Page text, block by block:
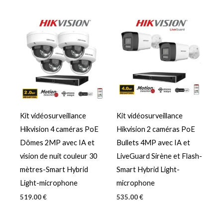
Kit vidéosurveillance
Hikvision 4 caméras PoE
Dômes 2MP avec IA et
vision de nuit couleur 30
mètres-Smart Hybrid
Light-microphone
519.00€
Kit vidéosurveillance
Hikvision 2 caméras PoE
Bullets 4MP avec IA et
LiveGuard Sirène et Flash-
Smart Hybrid Light-
microphone
535.00€